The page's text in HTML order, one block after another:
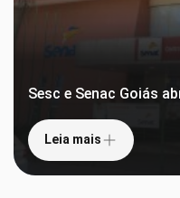
Sesc e Senac Goiás
Leia mais